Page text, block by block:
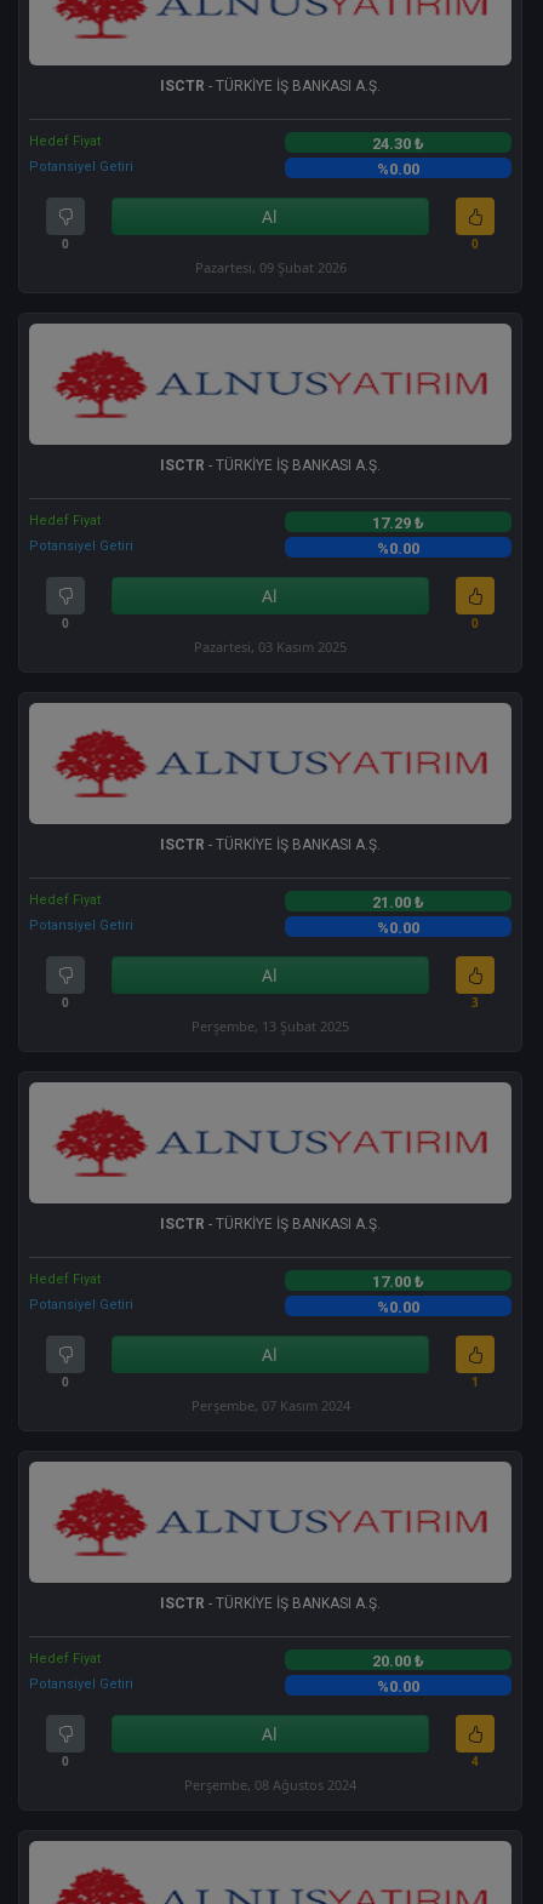
ISCTR - TÜRKİYE İŞ BANKASI A.Ş.
Hedef Fiyat 24.30 ₺
Potansiyel Getiri %0.00
0
Al
0
Pazartesi, 09 Şubat 2026
ISCTR - TÜRKİYE İŞ BANKASI A.Ş.
Hedef Fiyat 17.29 ₺
Potansiyel Getiri %0.00
0
Al
0
Pazartesi, 03 Kasım 2025
ISCTR - TÜRKİYE İŞ BANKASI A.Ş.
Hedef Fiyat 21.00 ₺
Potansiyel Getiri %0.00
0
Al
3
Perşembe, 13 Şubat 2025
ISCTR - TÜRKİYE İŞ BANKASI A.Ş.
Hedef Fiyat 17.00 ₺
Potansiyel Getiri %0.00
0
Al
1
Perşembe, 07 Kasım 2024
ISCTR - TÜRKİYE İŞ BANKASI A.Ş.
Hedef Fiyat 20.00 ₺
Potansiyel Getiri %0.00
0
Al
4
Perşembe, 08 Ağustos 2024